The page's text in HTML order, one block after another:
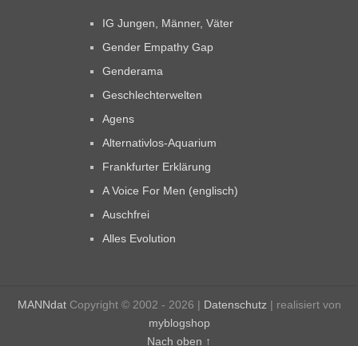
IG Jungen, Männer, Väter
Gender Empathy Gap
Genderama
Geschlechterwelten
Agens
Alternativlos-Aquarium
Frankfurter Erklärung
A Voice For Men (englisch)
Auschfrei
Alles Evolution
MANNdatCopyright © 2002 - 2026 | Datenschutz | realisiert von
myblogshop
Nach oben ↑